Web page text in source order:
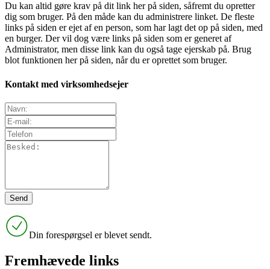
Du kan altid gøre krav på dit link her på siden, såfremt du opretter
dig som bruger. På den måde kan du administrere linket. De fleste
links på siden er ejet af en person, som har lagt det op på siden, med
en burger. Der vil dog være links på siden som er generet af
Administrator, men disse link kan du også tage ejerskab på. Brug
blot funktionen her på siden, når du er oprettet som bruger.
Kontakt med virksomhedsejer
Din forespørgsel er blevet sendt.
Fremhævede links